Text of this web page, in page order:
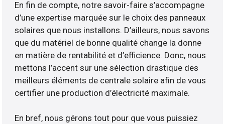
En fin de compte, notre savoir-faire s’accompagne
d’une expertise marquée sur le choix des panneaux
solaires que nous installons. D’ailleurs, nous savons
que du matériel de bonne qualité change la donne
en matière de rentabilité et d’efficience. Donc, nous
mettons l’accent sur une sélection drastique des
meilleurs éléments de centrale solaire afin de vous
certifier une production d’électricité maximale.
En bref, nous gérons tout pour que vous puissiez